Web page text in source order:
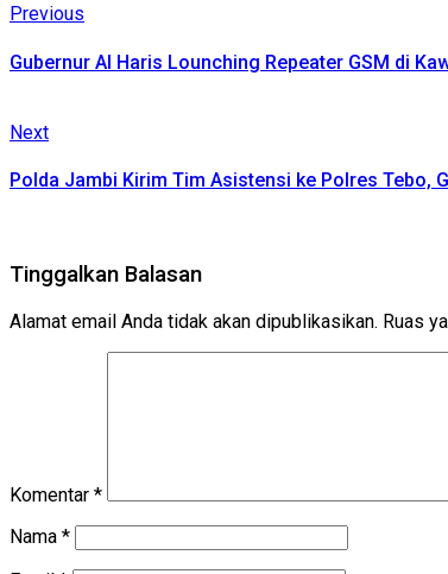
Continue
Reading
Previous
Gubernur Al Haris Lounching Repeater GSM di
NextNext
Polda Jambi Kirim Tim Asistensi ke Polres Tebo,
Tinggalkan Balasan
Alamat email Anda tidak akan dipublikasikan. Ruas
Komentar *
Nama *